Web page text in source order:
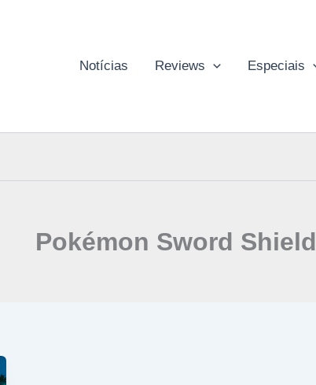
Notícias Reviews Especiais
Pokémon Sword Shield